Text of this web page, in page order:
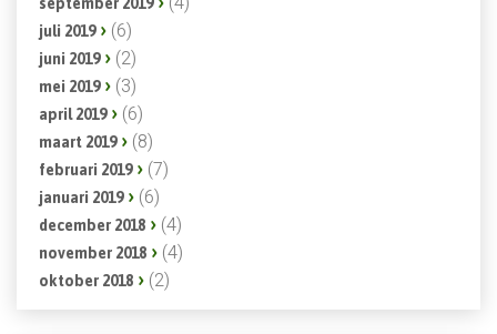
juli 2019 (6)
juni 2019 (2)
mei 2019 (3)
april 2019 (6)
maart 2019 (8)
februari 2019 (7)
januari 2019 (6)
december 2018 (4)
november 2018 (4)
oktober 2018 (2)